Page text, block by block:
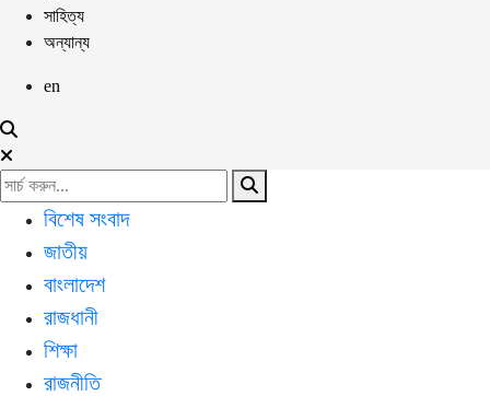
সাহিত্য
অন্যান্য
en
বিশেষ সংবাদ
জাতীয়
বাংলাদেশ
রাজধানী
শিক্ষা
রাজনীতি